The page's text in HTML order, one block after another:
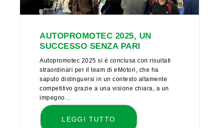
AUTOPROMOTEC 2025, UN
SUCCESSO SENZA PARI
Autopromotec 2025 si è conclusa con risultati
straordinari per il team di eMotori, che ha
saputo distinguersi in un contesto altamente
competitivo grazie a una visione chiara, a un
impegno…
LEGGI TUTTO